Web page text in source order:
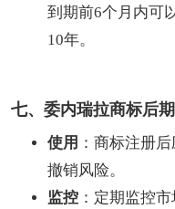
到期前6个月内可
10年。
七、委内瑞拉商标后
使用 ：商标注册
撤销风险。
监控 ：定期监控